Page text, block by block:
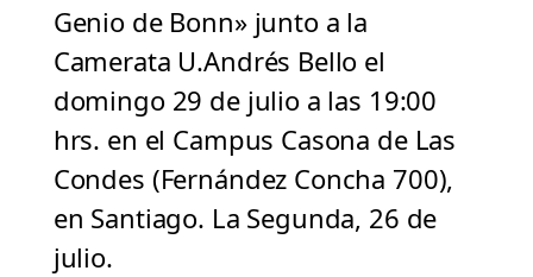
Genio de Bonn» junto a la
Camerata U.Andrés Bello el
domingo 29 de julio a las 19:00
hrs. en el Campus Casona de Las
Condes (Fernández Concha 700),
en Santiago. La Segunda, 26 de
julio.